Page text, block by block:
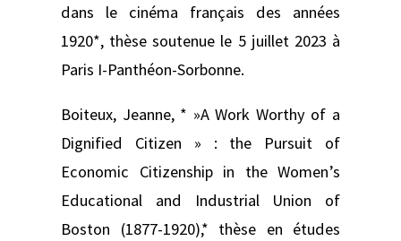
dans le cinéma français des années
1920*, thèse soutenue le 5 juillet 2023 à
Paris I-Panthéon-Sorbonne.
Boiteux, Jeanne, * »A Work Worthy of a
Dignified Citizen » : the Pursuit of
Economic Citizenship in the Women’s
Educational and Industrial Union of
Boston (1877-1920),* thèse en études